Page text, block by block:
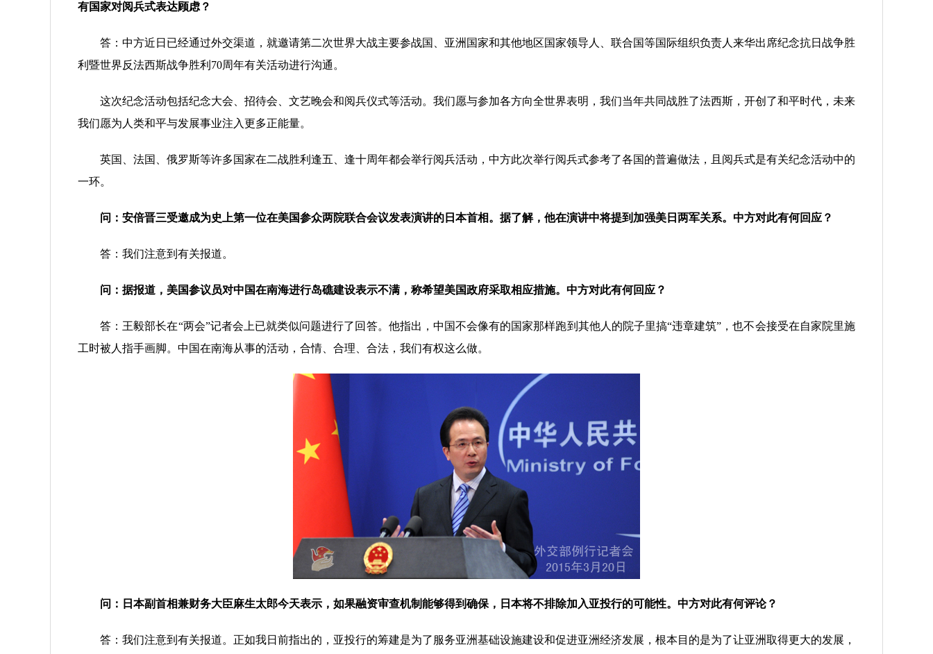
有国家对阅兵式表达顾虑？
答：中方近日已经通过外交渠道，就邀请第二次世界大战主要参战国、亚洲国家和其他地区国家领导人、联合国等国际组织负责人来华出席纪念抗日战争胜
利暨世界反法西斯战争胜利70周年有关活动进行沟通。
这次纪念活动包括纪念大会、招待会、文艺晚会和阅兵仪式等活动。我们愿与参加各方向全世界表明，我们当年共同战胜了法西斯，开创了和平时代，未来
我们愿为人类和平与发展事业注入更多正能量。
英国、法国、俄罗斯等许多国家在二战胜利逢五、逢十周年都会举行阅兵活动，中方此次举行阅兵式参考了各国的普遍做法，且阅兵式是有关纪念活动中的
一环。
问：安倍晋三受邀成为史上第一位在美国参众两院联合会议发表演讲的日本首相。据了解，他在演讲中将提到加强美日两军关系。中方对此有何回应？
答：我们注意到有关报道。
问： 据报道 ， 美国参议 员对中国在南海进行岛礁建设表示不满， 称希望美国政府采取相应措施。 中方对此有何回应 ？
答：王毅部长在“两会”记者会上已就类似问题进行了回答。他指出，中国不会像有的国家那样跑到其他人的院子里搞“违章建筑”，也不会接受在自家院里施
工时被人指手画脚。中国在南海从事的活动，合情、合理、合法，我们有权这么做。
问：日本副首相兼财务大臣麻生太郎今天表示，如果融资审查机制能够得到确保，日本将不排除加入亚投行的可能性。中方对此有何评论？
答：我们注意到有关报道。正如我日前指出的，亚投行的筹建是为了服务亚洲基础设施建设和促进亚洲经济发展，根本目的是为了让亚洲取得更大的发展，